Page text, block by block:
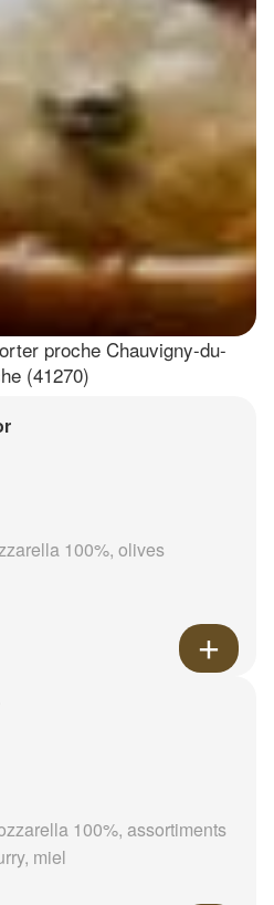
proche Chauvigny-du-
(41270)
100%, olives
100%, assortiments
miel